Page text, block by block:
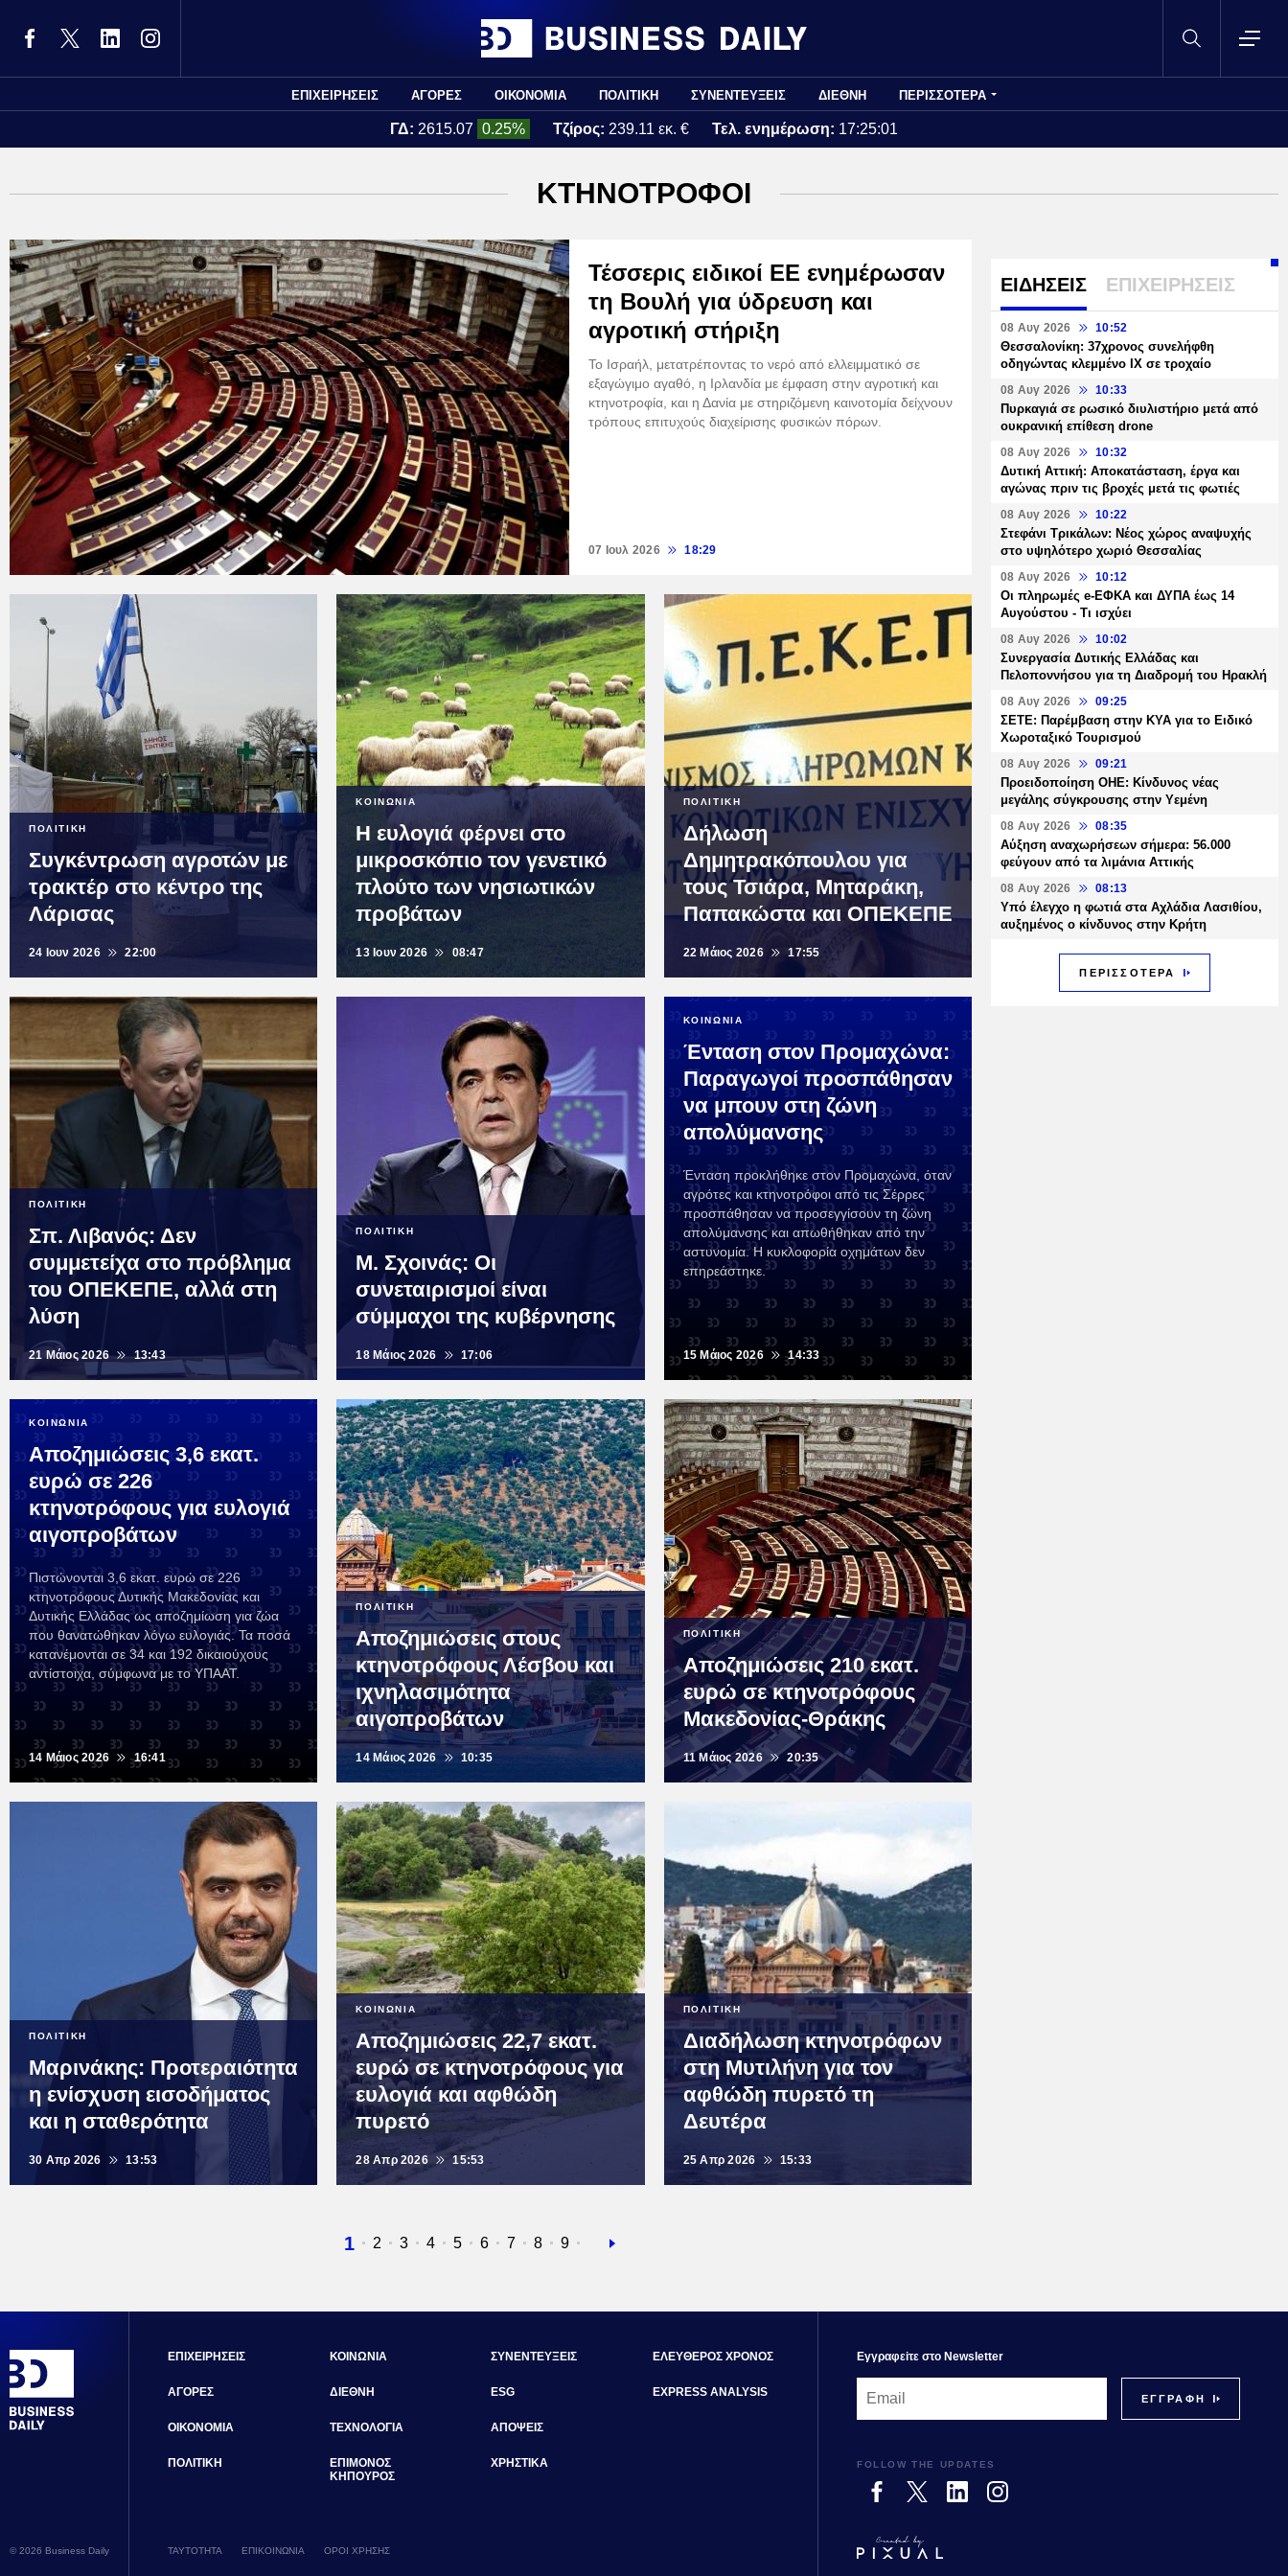
ΕΠΙΧΕΙΡΗΣΕΙΣ ΑΓΟΡΕΣ ΟΙΚΟΝΟΜΙΑ ΠΟΛΙΤΙΚΗ ΣΥΝΕΝΤΕΥΞΕΙΣ ΔΙΕΘΝΗ ΠΕΡΙΣΣΟΤΕΡΑ
ΓΔ: 2615.07 0.25% Τζίρος: 239.11 εκ. € Τελ. ενημέρωση: 17:25:01
ΚΤΗΝΟΤΡΟΦΟΙ
Τέσσερις ειδικοί ΕΕ ενημέρωσαν
τη Βουλή για ύδρευση και
αγροτική στήριξη
Το Ισραήλ, μετατρέποντας το νερό από ελλειμματικό σε
εξαγώγιμο αγαθό, η Ιρλανδία με έμφαση στην αγροτική και
κτηνοτροφία, και η Δανία με στηριζόμενη καινοτομία δείχνουν
τρόπους επιτυχούς διαχείρισης φυσικών πόρων.
07 Ιουλ 2026 18:29
ΠΟΛΙΤΙΚΗ
Συγκέντρωση αγροτών με
τρακτέρ στο κέντρο της
Λάρισας
24 Ιουν 2026 22:00
ΚΟΙΝΩΝΙΑ
Η ευλογιά φέρνει στο
μικροσκόπιο τον γενετικό
πλούτο των νησιωτικών
προβάτων
13 Ιουν 2026 08:47
ΠΟΛΙΤΙΚΗ
Δήλωση
Δημητρακόπουλου για
τους Τσιάρα, Μηταράκη,
Παπακώστα και ΟΠΕΚΕΠΕ
22 Μάιος 2026 17:55
ΠΟΛΙΤΙΚΗ
Σπ. Λιβανός: Δεν
συμμετείχα στο πρόβλημα
του ΟΠΕΚΕΠΕ, αλλά στη
λύση
21 Μάιος 2026 13:43
ΠΟΛΙΤΙΚΗ
Μ. Σχοινάς: Οι
συνεταιρισμοί είναι
σύμμαχοι της κυβέρνησης
18 Μάιος 2026 17:06
ΚΟΙΝΩΝΙΑ
Ένταση στον Προμαχώνα:
Παραγωγοί προσπάθησαν
να μπουν στη ζώνη
απολύμανσης
Ένταση προκλήθηκε στον Προμαχώνα, όταν
αγρότες και κτηνοτρόφοι από τις Σέρρες
προσπάθησαν να προσεγγίσουν τη ζώνη
απολύμανσης και απωθήθηκαν από την
αστυνομία. Η κυκλοφορία οχημάτων δεν
επηρεάστηκε.
15 Μάιος 2026 14:33
ΚΟΙΝΩΝΙΑ
Αποζημιώσεις 3,6 εκατ.
ευρώ σε 226
κτηνοτρόφους για ευλογιά
αιγοπροβάτων
Πιστώνονται 3,6 εκατ. ευρώ σε 226
κτηνοτρόφους Δυτικής Μακεδονίας και
Δυτικής Ελλάδας ως αποζημίωση για ζώα
που θανατώθηκαν λόγω ευλογιάς. Τα ποσά
κατανέμονται σε 34 και 192 δικαιούχους
αντίστοιχα, σύμφωνα με το ΥΠΑΑΤ.
14 Μάιος 2026 16:41
ΠΟΛΙΤΙΚΗ
Αποζημιώσεις στους
κτηνοτρόφους Λέσβου και
ιχνηλασιμότητα
αιγοπροβάτων
14 Μάιος 2026 10:35
ΠΟΛΙΤΙΚΗ
Αποζημιώσεις 210 εκατ.
ευρώ σε κτηνοτρόφους
Μακεδονίας-Θράκης
11 Μάιος 2026 20:35
ΠΟΛΙΤΙΚΗ
Μαρινάκης: Προτεραιότητα
η ενίσχυση εισοδήματος
και η σταθερότητα
30 Απρ 2026 13:53
ΚΟΙΝΩΝΙΑ
Αποζημιώσεις 22,7 εκατ.
ευρώ σε κτηνοτρόφους για
ευλογιά και αφθώδη
πυρετό
28 Απρ 2026 15:53
ΠΟΛΙΤΙΚΗ
Διαδήλωση κτηνοτρόφων
στη Μυτιλήνη για τον
αφθώδη πυρετό τη
Δευτέρα
25 Απρ 2026 15:33
Τρέχουσα
1 Σελίδα
2 Σελίδα
3 Σελίδα
4 Σελίδα
5 Σελίδα
6 Σελίδα
7 Σελίδα
8 Σελίδα
9
Next
ΕΙΔΗΣΕΙΣ ΕΠΙΧΕΙΡΗΣΕΙΣ
08 Αυγ 2026 10:52
Θεσσαλονίκη: 37χρονος συνελήφθη
οδηγώντας κλεμμένο ΙΧ σε τροχαίο
08 Αυγ 2026 10:33
Πυρκαγιά σε ρωσικό διυλιστήριο μετά από
ουκρανική επίθεση drone
08 Αυγ 2026 10:32
Δυτική Αττική: Αποκατάσταση, έργα και
αγώνας πριν τις βροχές μετά τις φωτιές
08 Αυγ 2026 10:22
Στεφάνι Τρικάλων: Νέος χώρος αναψυχής
στο υψηλότερο χωριό Θεσσαλίας
08 Αυγ 2026 10:12
Οι πληρωμές e-ΕΦΚΑ και ΔΥΠΑ έως 14
Αυγούστου - Τι ισχύει
08 Αυγ 2026 10:02
Συνεργασία Δυτικής Ελλάδας και
Πελοποννήσου για τη Διαδρομή του Ηρακλή
08 Αυγ 2026 09:25
ΣΕΤΕ: Παρέμβαση στην ΚΥΑ για το Ειδικό
Χωροταξικό Τουρισμού
08 Αυγ 2026 09:21
Προειδοποίηση ΟΗΕ: Κίνδυνος νέας
μεγάλης σύγκρουσης στην Υεμένη
08 Αυγ 2026 08:35
Αύξηση αναχωρήσεων σήμερα: 56.000
φεύγουν από τα λιμάνια Αττικής
08 Αυγ 2026 08:13
Υπό έλεγχο η φωτιά στα Αχλάδια Λασιθίου,
αυξημένος ο κίνδυνος στην Κρήτη
ΠΕΡΙΣΣΟΤΕΡΑ
ΕΠΙΧΕΙΡΗΣΕΙΣ
ΑΓΟΡΕΣ
ΟΙΚΟΝΟΜΙΑ
ΠΟΛΙΤΙΚΗ
ΚΟΙΝΩΝΙΑ
ΔΙΕΘΝΗ
ΤΕΧΝΟΛΟΓΙΑ
ΕΠΙΜΟΝΟΣ
ΚΗΠΟΥΡΟΣ
ΣΥΝΕΝΤΕΥΞΕΙΣ
ESG
ΑΠΟΨΕΙΣ
ΧΡΗΣΤΙΚΑ
ΕΛΕΥΘΕΡΟΣ ΧΡΟΝΟΣ
EXPRESS ANALYSIS
FOLLOW THE UPDATES
Εγγραφεiτε στο Newsletter
ΤΑΥΤΟΤΗΤΑ ΕΠΙΚΟΙΝΩΝΙΑ ΟΡΟΙ ΧΡΗΣΗΣ
© 2026 Business Daily